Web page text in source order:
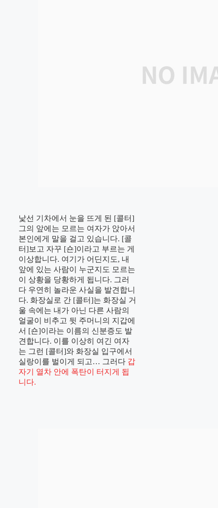
낯선 기차에서 눈을 뜨게 된 [콜터]
그의 앞에는 모르는 여자가 앉아서
본인에게 말을 걸고 있습니다. [콜
터]보고 자꾸 [숀]이라고 부르는 게
이상합니다. 여기가 어딘지도, 내
앞에 있는 사람이 누군지도 모르는
이 상황을 당황하게 됩니다. 그러
다 우연히 놀라운 사실을 발견합니
다. 화장실로 간 [콜터]는 화장실 거
울 속에는 내가 아닌 다른 사람의
얼굴이 비추고 뒷 주머니의 지갑에
서 [숀]이라는 이름의 신분증도 발
견합니다. 이를 이상히 여긴 여자
는 그런 [콜터]와 화장실 입구에서
실랑이를 벌이게 되고… 그러다 갑
자기 열차 안에 폭탄이 터지게 됩
니다.